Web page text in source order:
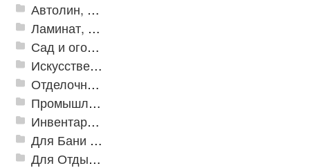
Автолин, Транслин, Линолеум
Ламинат, Кварцвиниловая плитка SPC
Сад и огород
Искусственная трава
Отделочные профили
Промышленный текстиль
Инвентарь для клининга
Для Бани и Сауны
Для Отдыха и Пикника